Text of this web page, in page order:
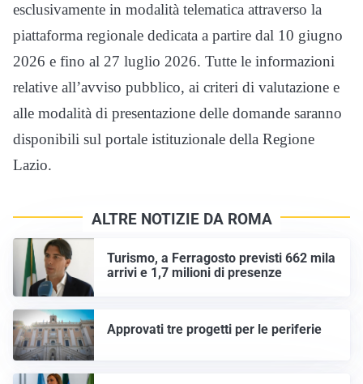
esclusivamente in modalità telematica attraverso la
piattaforma regionale dedicata a partire dal 10 giugno
2026 e fino al 27 luglio 2026. Tutte le informazioni
relative all’avviso pubblico, ai criteri di valutazione e
alle modalità di presentazione delle domande saranno
disponibili sul portale istituzionale della Regione
Lazio.
ALTRE NOTIZIE DA ROMA
Turismo, a Ferragosto previsti 662 mila
arrivi e 1,7 milioni di presenze
Approvati tre progetti per le periferie